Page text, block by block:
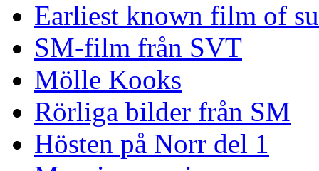
Earliest known film of
SM-film från SVT
Mölle Kooks
Rörliga bilder från SM
Hösten på Norr del 1